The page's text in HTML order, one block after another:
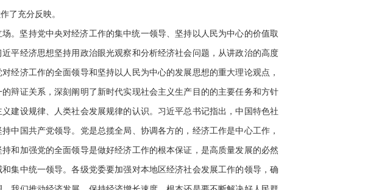
了充分反映。
。坚持党中央对经济工作的集中统一领导、坚持以人民为中心的价值取
平经济思想坚持用政治眼光观察和分析经济社会问题，从讲政治的高度
经济工作的全面领导和坚持以人民为中心的发展思想的重大理论观点，
辩证关系，深刻阐明了新时代实现社会主义生产目的的主要任务和方针
建设规律、人类社会发展规律的认识。习近平总书记指出，中国特色社
中国共产党领导。党是总揽全局、协调各方的，经济工作是中心工作，
和加强党的全面领导是做好经济工作的根本保证，是高质量发展的必然
集中统一领导。各级党委要加强对本地区经济社会发展工作的领导，确